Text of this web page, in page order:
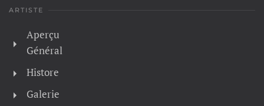
ARTISTE
Aperçu
Général
Histore
Galerie